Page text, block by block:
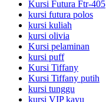
Kursi Futura Ftr-405
kursi futura polos
kursi kuliah
kursi olivia
Kursi pelaminan
kursi puff
Kursi Tiffany
Kursi Tiffany putih
kursi tunggu
kursi VIP kayu